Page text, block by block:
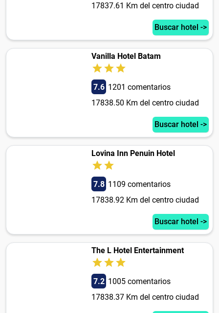
17837.61 Km del centro ciudad
Buscar hotel ->
Vanilla Hotel Batam
7.6 1201 comentarios
17838.50 Km del centro ciudad
Buscar hotel ->
Lovina Inn Penuin Hotel
7.8 1109 comentarios
17838.92 Km del centro ciudad
Buscar hotel ->
The L Hotel Entertainment
7.2 1005 comentarios
17838.37 Km del centro ciudad